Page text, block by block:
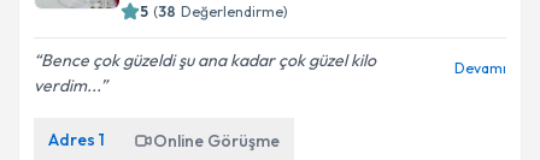
Kişisel verilerimin işlenmesine ilişkin
5 (38 Değerlendirme)
Bence çok güzeldi şu ana kadar çok güzel kilo
verdim...
Devamı
Adres 1 Online Görüşme